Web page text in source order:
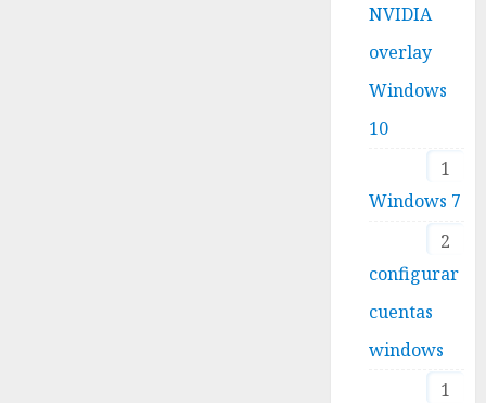
NVIDIA
overlay
Windows
10
1
Windows 7
2
configurar
cuentas
windows
1